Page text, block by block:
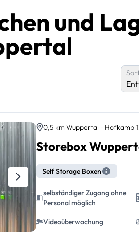
und
0,5 km Wuppertal - Hofkamp
Storebox
Self Storage Boxen
selbständiger Zugang ohne
Personal möglich
Videoüberwachung